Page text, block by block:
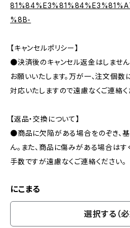
%8B-
【キャンセルポリシー】
●決済後のキャンセル返金はしませ
お願いいたします。万が一、注文個
対応いたしますので遠慮なくご連絡く
【返品・交換について】
●商品に欠陥がある場合をのぞき、
ん。また、商品に傷みがある場合はす
手数ですが遠慮なくご連絡ください。
にこまる
選択する（必